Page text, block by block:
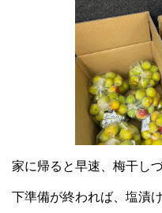
家に帰ると早速、梅干し
下準備が終われば、塩漬